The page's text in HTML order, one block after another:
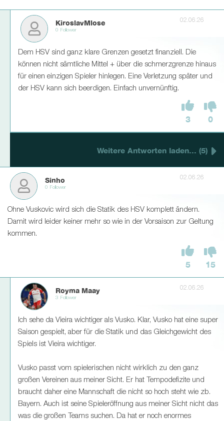
KiroslavMlose
0 Follower
02.06.26
Dem HSV sind ganz klare Grenzen gesetzt finanziell. Die
können nicht sämtliche Mittel + über die schmerzgrenze hinaus
für einen einzigen Spieler hinlegen. Eine Verletzung später und
der HSV kann sich beerdigen. Einfach unvernünftig.
3 0
Weitere Antworten laden... (5)
Sinho
0 Follower
02.06.26
Ohne Vuskovic wird sich die Statik des HSV komplett ändern.
Damit wird leider keiner mehr so wie in der Vorsaison zur Geltung
kommen.
5 15
Royma Maay
3 Follower
02.06.26
Ich sehe da Vieira wichtiger als Vusko. Klar, Vusko hat eine super
Saison gespielt, aber für die Statik und das Gleichgewicht des
Spiels ist Vieira wichtiger.
Vusko passt vom spielerischen nicht wirklich zu den ganz
großen Vereinen aus meiner Sicht. Er hat Tempodefizite und
braucht daher eine Mannschaft die nicht so hoch steht wie zb.
Bayern. Auch ist seine Spieleröffnung aus meiner Sicht nicht das
was die großen Teams suchen. Da hat er noch enormes